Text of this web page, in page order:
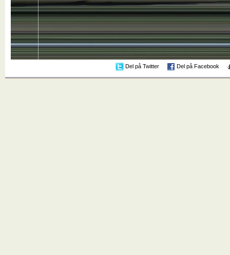
Del på Twitter Del på Facebook